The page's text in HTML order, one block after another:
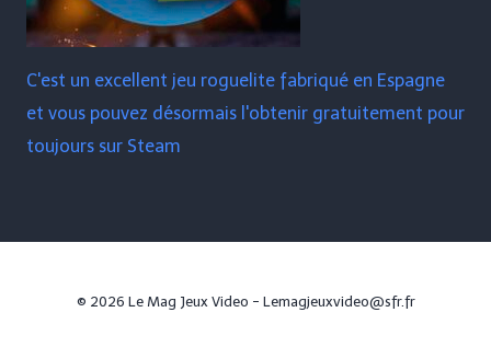
C'est un excellent jeu roguelite fabriqué en Espagne
et vous pouvez désormais l'obtenir gratuitement pour
toujours sur Steam
© 2026 Le Mag Jeux Video - Lemagjeuxvideo@sfr.fr